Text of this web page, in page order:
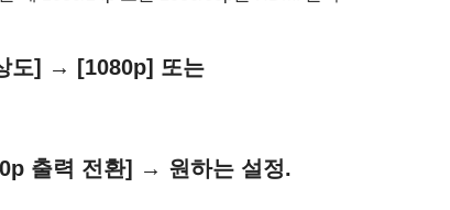
도] → [1080p] 또는
출력 전환] → 원하는 설정.